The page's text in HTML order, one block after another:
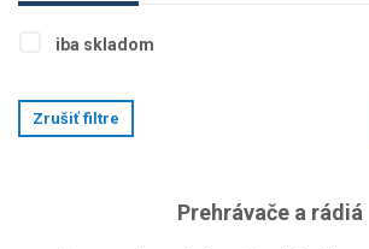
iba skladom
Zrušiť filtre
Prehrávače a rádiá